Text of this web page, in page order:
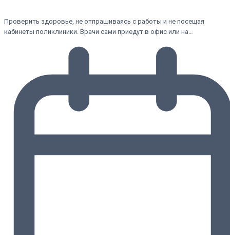
Проверить здоровье, не отпрашиваясь с работы и не посещая
кабинеты поликлиники. Врачи сами приедут в офис или на…